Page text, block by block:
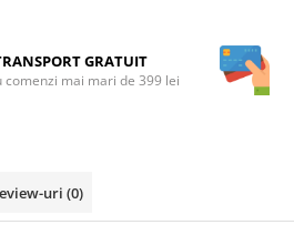
GRATUIT
comenzi mai mari de 399 lei
uri (0)